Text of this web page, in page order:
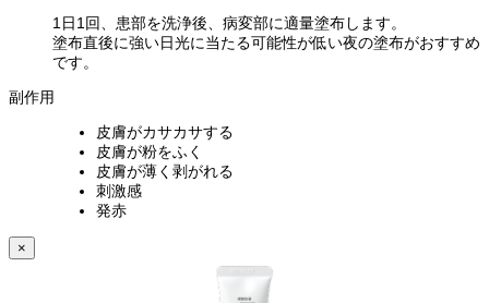
1日1回、患部を洗浄後、病変部に適量塗布します。
塗布直後に強い日光に当たる可能性が低い夜の塗布がおすすめ
です。
副作用
皮膚がカサカサする
皮膚が粉をふく
皮膚が薄く剥がれる
刺激感
発赤
×